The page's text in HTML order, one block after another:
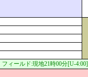
フィールド:現地21時00分[U-4:00]